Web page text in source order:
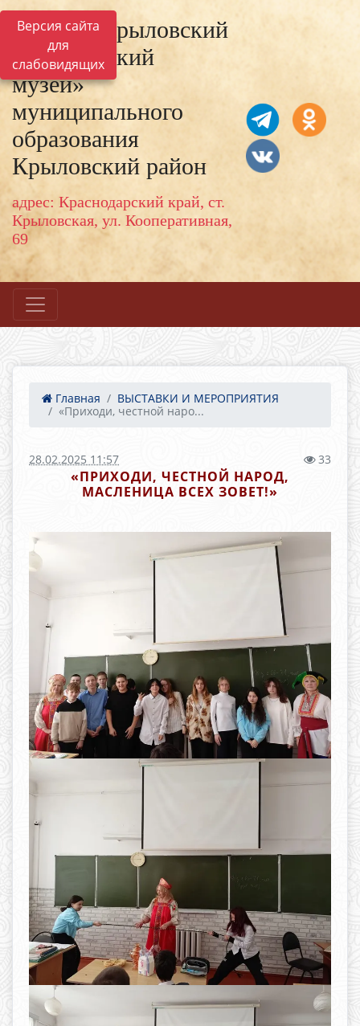
Версия сайта
для
слабовидящих
МКУК «Крыловский
исторический
музей»
муниципального
образования
Крыловский район
адрес: Краснодарский край, ст.
Крыловская, ул. Кооперативная,
69
Главная
ВЫСТАВКИ И МЕРОПРИЯТИЯ
«Приходи, честной наро...
28.02.2025 11:57 33
«ПРИХОДИ, ЧЕСТНОЙ НАРОД,
МАСЛЕНИЦА ВСЕХ ЗОВЕТ!»